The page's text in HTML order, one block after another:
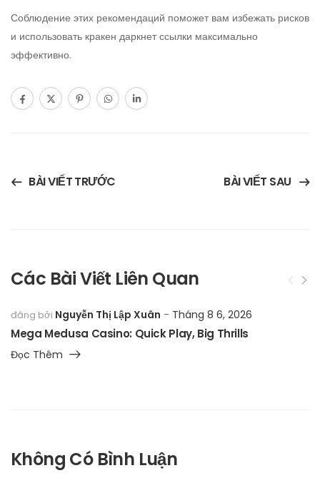
Соблюдение этих рекомендаций поможет вам избежать рисков
и использовать кракен даркнет ссылки максимально
эффективно.
BÀI VIẾT TRƯỚC BÀI VIẾT SAU
Các Bài Viết Liên Quan
đăng bởi Nguyễn Thị Lập Xuân Tháng 8 6, 2026
Mega Medusa Casino: Quick Play, Big Thrills
Đọc Thêm
Không Có Bình Luận